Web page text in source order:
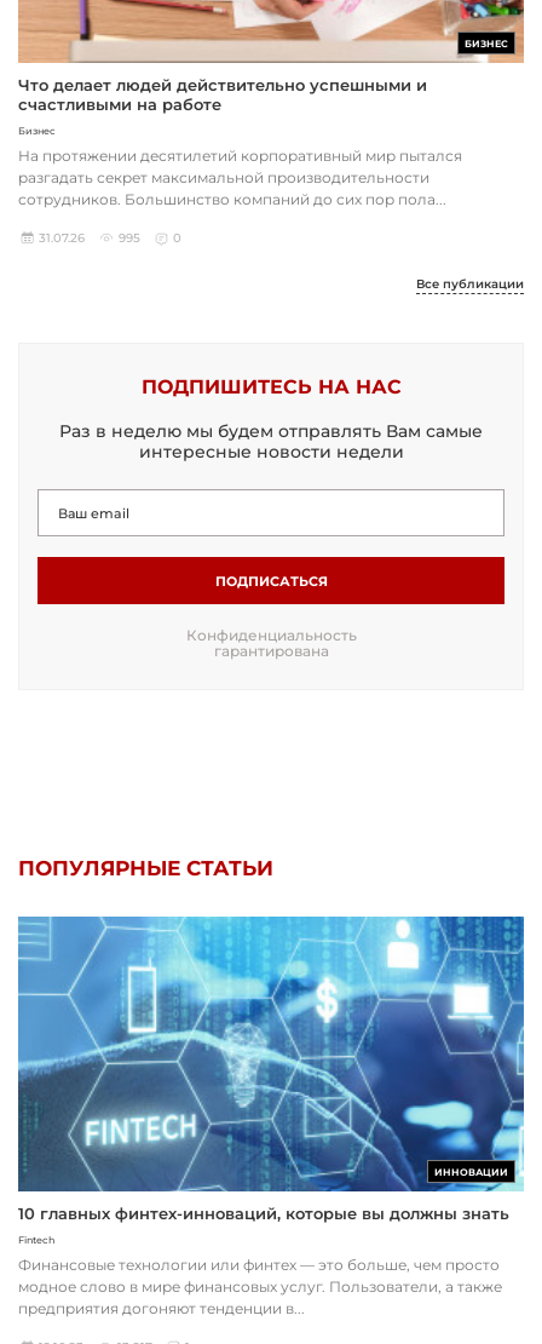
БИЗНЕС
Что делает людей действительно успешными и
счастливыми на работе
Бизнес
На протяжении десятилетий корпоративный мир пытался
разгадать секрет максимальной производительности
сотрудников. Большинство компаний до сих пор пола...
31.07.26 995 0
Все публикации
ПОДПИШИТЕСЬ НА НАС
Раз в неделю мы будем отправлять Вам самые
интересные новости недели
ПОДПИСАТЬСЯ
Конфиденциальность
гарантирована
ПОПУЛЯРНЫЕ СТАТЬИ
ИННОВАЦИИ
10 главных финтех-инноваций, которые вы должны знать
Fintech
Финансовые технологии или финтех — это больше, чем просто
модное слово в мире финансовых услуг. Пользователи, а также
предприятия догоняют тенденции в...